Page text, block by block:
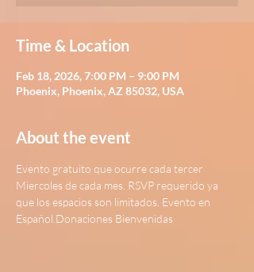
Time & Location
Feb 18, 2026, 7:00 PM – 9:00 PM
Phoenix, Phoenix, AZ 85032, USA
About the event
Evento gratuito que ocurre cada tercer
Miercoles de cada mes. RSVP requerido ya
que los espacios son limitados. Evento en
Español.Donaciones Bienvenidas